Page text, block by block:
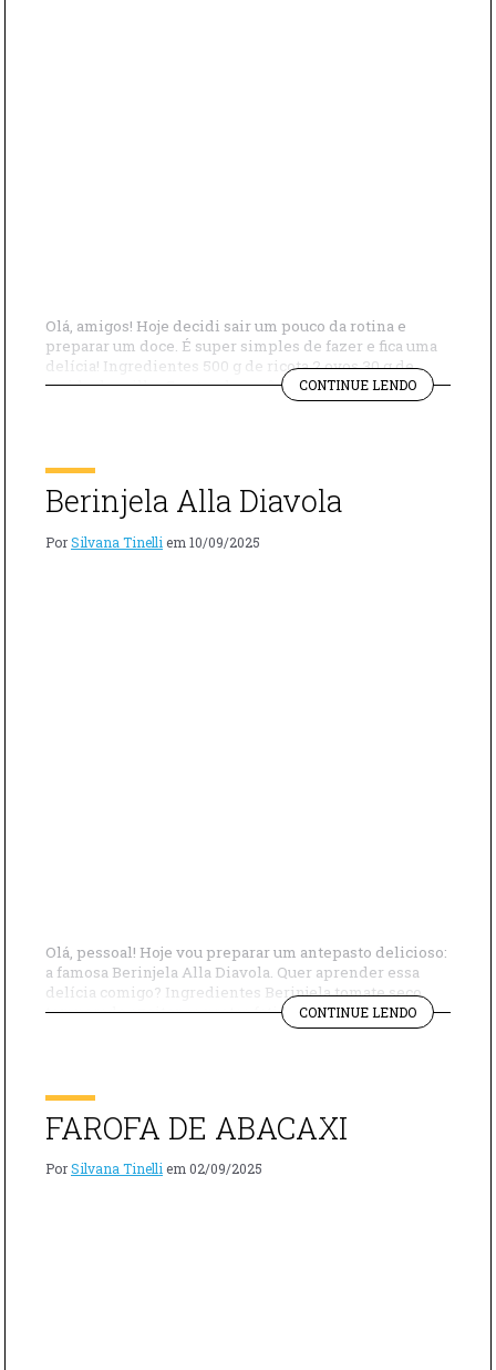
Olá, amigos! Hoje decidi sair um pouco da rotina e
preparar um doce. É super simples de fazer e fica uma
delícia! Ingredientes 500 g de ricota 2 ovos 30 g de
amido de milho 5 gotas de essência de baunilha Açúcar
de confeiteiro para finalizar Modo de preparo Em uma
CONTINUE LENDO"BOLO
DE
Berinjela Alla Diavola
PorSilvana Tinelli em 10/09/2025
Olá, pessoal! Hoje vou preparar um antepasto delicioso:
a famosa Berinjela Alla Diavola. Quer aprender essa
delícia comigo? Ingredientes Berinjela tomate seco
temperado azeitonas pretas fatiadas alcaparras alho
picado pimenta malagueta sal Modo de preparo Pré-
CONTINUE LENDO"BERINJELA
ALLA
FAROFA DE ABACAXI
PorSilvana Tinelli em 02/09/2025